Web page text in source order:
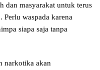
dan masyarakat untuk terus
Perlu waspada karena
siapa saja tanpa
narkotika akan